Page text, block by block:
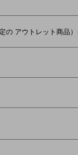
の アウトレット商品